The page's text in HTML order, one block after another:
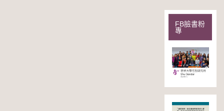
FB臉書粉
專